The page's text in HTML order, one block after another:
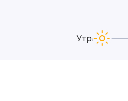
Утро